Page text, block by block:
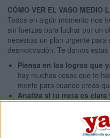
CÓMO VER EL VASO MEDIO
Todos en algún momento nos
sin fuerzas para luchar por un
necesitas un plan urgente para
desmotivación. Te damos estas
Piensa en los logros que
hay muchas cosas que te
mente para cuando creas
Analiza si tu meta es clara
que con esfuerzo y
muy lejos de tu alcance o
Trabaja por pequeños
pequeños trayectos o